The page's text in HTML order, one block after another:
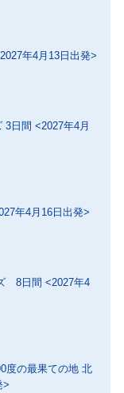
年4月13日出発>
日間 <2027年4月
年4月16日出発>
8日間 <2027年4
度の最果ての地 北
>